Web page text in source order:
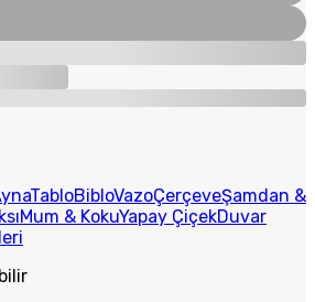
TabloBibloVazoÇerçeveŞamdan &
Mum & KokuYapay ÇiçekDuvar